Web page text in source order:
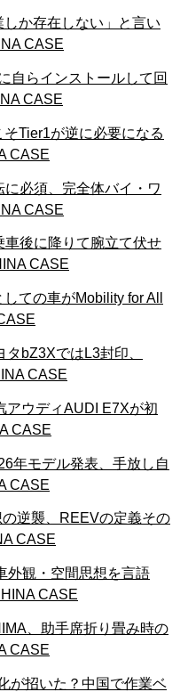
しか存在しない」と言い
CASE
自らインストールして回
CASE
Tier1が逆に必要になる
CASE
に必須、完全体バイ・ワ
CASE
車後に降りて腕立て伏せ
CASE
ての車がMobility for All
タbZ3XではL3封印、
CASE
アウディAUDI E7Xが初
CASE
年モデル発表、手放し自
CASE
逆襲、REEVの定義その
CASE
外観・空間思想を言語
CASE
、助手席折り畳み時の
CASE
が招いた？中国で作業ベ